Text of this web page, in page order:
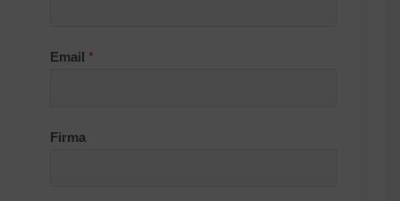
Email *
Firma